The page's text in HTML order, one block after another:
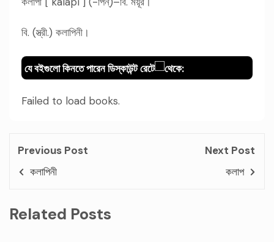
বি. (স্ত্রী.) কলাপিনী।
যে বইগুলো কিনতে পারেন ডিস্কাউন্ট রেটে থেকে:
Failed to load books.
Previous Post
কলাপিনী
Next Post
কলাপ
Related Posts